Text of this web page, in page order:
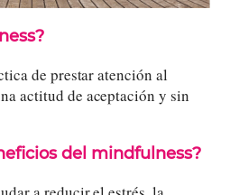
de prestar atención al
actitud de aceptación y sin
del mindfulness?